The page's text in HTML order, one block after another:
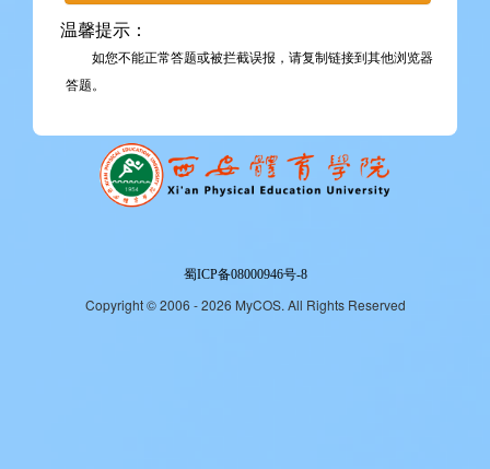
温馨提示：
如您不能正常答题或被拦截误报，请复制链接到其他浏览器
答题。
蜀ICP备08000946号-8
Copyright © 2006 - 2026 MyCOS. All Rights Reserved